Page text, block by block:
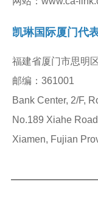
凯琳国际厦门代
福建省厦门市思明
邮编：361001
Bank Center, 2/F,
No.189 Xiahe
Xiamen, Fujian